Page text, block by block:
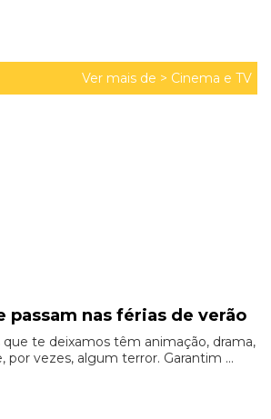
Ver mais de > Cinema e TV
passam nas férias de verão
te deixamos têm animação, drama,
por vezes, algum terror. Garantim ...